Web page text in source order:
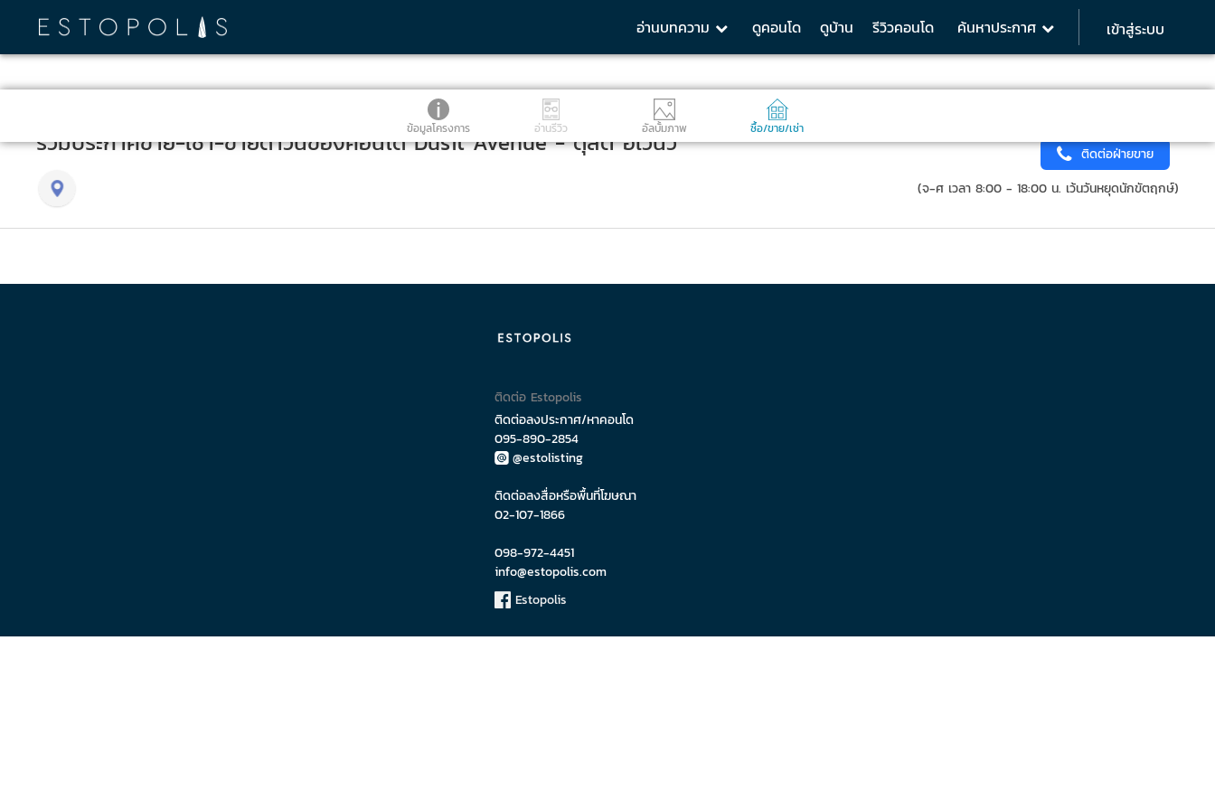
อ่านบทความ ดูคอนโด ดูบ้าน รีวิวคอนโด ค้นหาประกาศ เข้าสู่ระบบ
ข้อมูลโครงการ อ่านรีวิว อัลบั้มภาพ ซื้อ/ขาย/เช่า
รวมประกาศขาย-เช่า-ขายดาวน์ของคอนโด Dusit Avenue - ดุสิต อเวนิว
ติดต่อฝ่ายขาย
(จ-ศ เวลา 8:00 - 18:00 น. เว้นวันหยุดนักขัตฤกษ์)
ติดต่อ Estopolis
ติดต่อลงประกาศ/หาคอนโด
095-890-2854
@estolisting
ติดต่อลงสื่อหรือพื้นที่โฆษณา
02-107-1866
098-972-4451
info@estopolis.com
Estopolis